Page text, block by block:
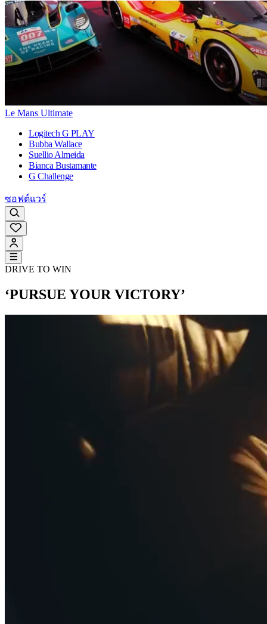
Le Mans Ultimate
Logitech G PLAY
Bubba Wallace
Suellio Almeida
Bianca Bustamante
G Challenge
ซอฟต์แวร์
DRIVE TO WIN
‘PURSUE YOUR VICTORY’